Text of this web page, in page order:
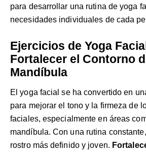
para desarrollar una rutina de yoga
necesidades individuales de cada
Ejercicios de Yoga
Fortalecer el Contorno
Mandíbula
El yoga facial se ha convertido en
para mejorar el tono y la firmeza de
faciales, especialmente en áreas
mandíbula. Con una rutina
rostro más definido y joven.